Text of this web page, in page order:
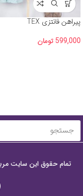
پیراهن فانتزی TEX
599,000 تومان
تمام حقوق این سایت